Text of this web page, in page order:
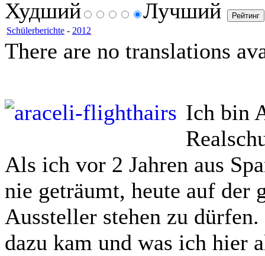
Худший Лучший
Schülerberichte - 2012
There are no translations
Ich bin
Als ich vor 2 Jahren aus
nie geträumt, heute auf der
Aussteller stehen zu
dazu kam und was ich hier